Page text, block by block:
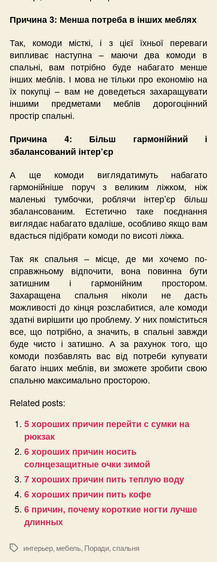
Причина 3: Менша потреба в інших меблях
Так, комоди місткі, і з цієї їхньої переваги
випливає наступна – маючи два комоди в
спальні, вам потрібно буде набагато менше
інших меблів. І мова не тільки про економію на
їх покупці – вам не доведеться захаращувати
іншими предметами меблів дорогоцінний
простір спальні.
Причина 4: Більш гармонійний і
збалансований інтер’єр
А ще комоди виглядатимуть набагато
гармонійніше поруч з великим ліжком, ніж
маленькі тумбочки, роблячи інтер’єр більш
збалансованим. Естетично таке поєднання
виглядає набагато вдаліше, особливо якщо вам
вдасться підібрати комоди по висоті ліжка.
Так як спальня – місце, де ми хочемо по-
справжньому відпочити, вона повинна бути
затишним і гармонійним простором.
Захаращена спальня ніколи не дасть
можливості до кінця розслабитися, але комоди
здатні вирішити цю проблему. У них поміститься
все, що потрібно, а значить, в спальні завжди
буде чисто і затишно. А за рахунок того, що
комоди позбавлять вас від потреби купувати
багато інших меблів, ви зможете зробити свою
спальню максимально просторою.
Related posts:
5 хороших причин перейти с сумки на
рюкзак
6 хороших причин носить
солнцезащитные очки зимой
7 хороших причин пить теплую воду
6 хороших причин пить кофе
6 причин, почему короткие ногти лучше
длинных
Позначки
интерьер, мебель, Поради,спальня